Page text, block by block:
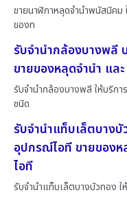
ขายนาฬิกาหลุดจำนำพนัสนิคม
ของท
รับจำนำกล้องบางพลี
ขายของหลุดจำนำ แล
รับจำนำกล้องบางพลี ให้บริก
ชนิด
รับจำนำแท็บเล็ตบาง
อุปกรณ์ไอที ขายของ
ไอที
รับจำนำแท็บเล็ตบางบัวทอง ใ